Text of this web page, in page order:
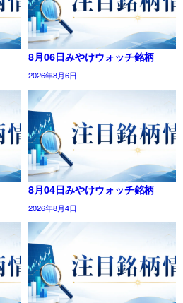
8月06日みやけウォッチ銘柄
2026年8月6日
8月04日みやけウォッチ銘柄
2026年8月4日